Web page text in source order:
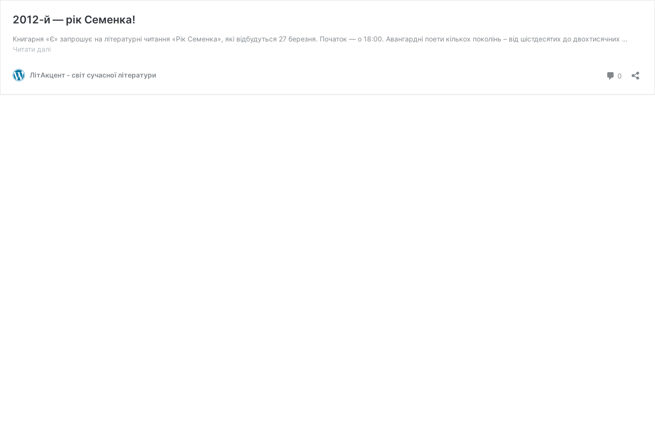
2012-й — рік Семенка!
Книгарня «Є» запрошує на літературні читання «Рік Семенка», які відбудуться 27 березня. Початок — о 18:00. Авангардні поети кількох поколінь – від шістдесятих до двохтисячних …
Читати далі2012-
рік
ЛітАкцент - світ сучасної літератури 0